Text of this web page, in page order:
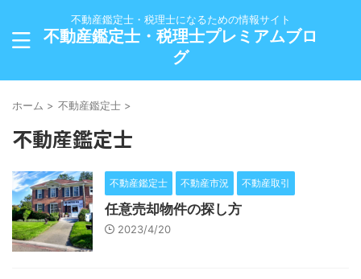
不動産鑑定士・税理士になるための情報サイト
不動産鑑定士・税理士プレミアムブロ
グ
ホーム > 不動産鑑定士 >
不動産鑑定士
不動産鑑定士 不動産市況 不動産取引
任意売却物件の探し方
2023/4/20